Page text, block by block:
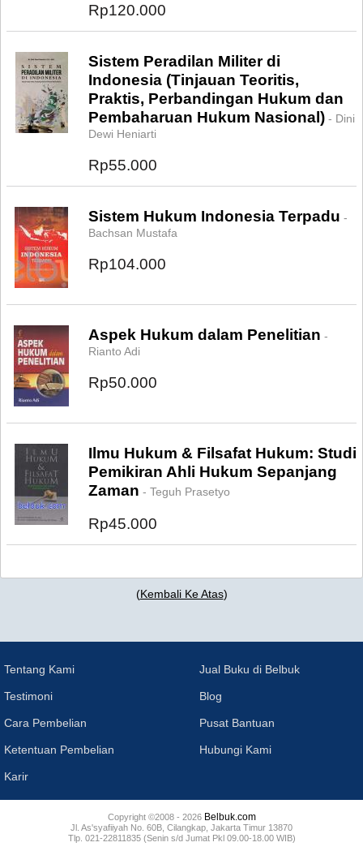
Rp120.000
Sistem Peradilan Militer di
Indonesia (Tinjauan Teoritis,
Praktis, Perbandingan Hukum dan
Pembaharuan Hukum Nasional) - Dini
Dewi Heniarti
Rp55.000
Sistem Hukum Indonesia Terpadu -
Bachsan Mustafa
Rp104.000
Aspek Hukum dalam Penelitian -
Rianto Adi
Rp50.000
Ilmu Hukum & Filsafat Hukum: Studi
Pemikiran Ahli Hukum Sepanjang
Zaman - Teguh Prasetyo
Rp45.000
(Kembali Ke Atas)
Tentang Kami
Testimoni
Cara Pembelian
Ketentuan Pembelian
Karir
Jual Buku di Belbuk
Blog
Pusat Bantuan
Hubungi Kami
Copyright ©2008 - 2026 Belbuk.com
Jl. As'syafiiyah No. 60B, Cilangkap, Jakarta Timur 13870
Tlp. 021-22811835 (Senin s/d Jumat Pkl 09.00-18.00 WIB)